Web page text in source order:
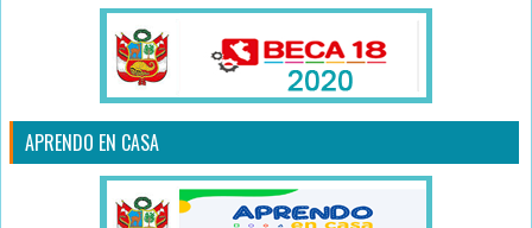
APRENDO EN CASA